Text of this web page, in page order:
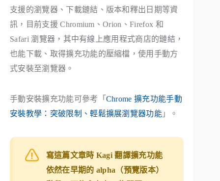
支援的瀏覽器、下載鏈結、版本和釋出日期等資
訊，目前支援 Chromium、Orion、Firefox 和
Safari 瀏覽器，其中有線上應用程式商店的鏈結，
也能下載、取得擴充功能的壓縮檔，使用手動方
式安裝至瀏覽器。
手動安裝擴充功能可參考「 Chrome 擴充功能手動
安裝教學：突破限制、輕鬆擴展瀏覽器功能 」。
寫這篇文章時 Kagi 翻譯擴充功能
依然在早期的 alpha（預覽版本）